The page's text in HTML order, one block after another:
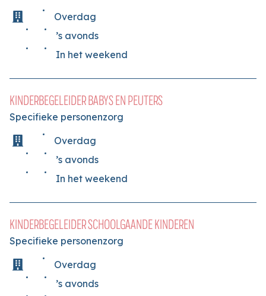
Overdag
’s avonds
In het weekend
KINDERBEGELEIDER BABYS EN PEUTERS
Specifieke personenzorg
Overdag
’s avonds
In het weekend
KINDERBEGELEIDER SCHOOLGAANDE KINDEREN
Specifieke personenzorg
Overdag
’s avonds